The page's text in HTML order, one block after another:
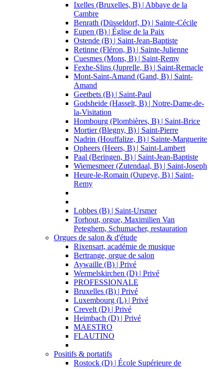
Ixelles (Bruxelles, B) | Abbaye de la
Cambre
Benrath (Düsseldorf, D) | Sainte-Cécile
Eupen (B) | Église de la Paix
Ostende (B) | Saint-Jean-Baptiste
Retinne (Fléron, B) | Sainte-Julienne
Cuesmes (Mons, B) | Saint-Remy
Fexhe-Slins (Juprelle, B) | Saint-Remacle
Mont-Saint-Amand (Gand, B) | Saint-
Amand
Geetbets (B) | Saint-Paul
Godsheide (Hasselt, B) | Notre-Dame-de-
la-Visitation
Hombourg (Plombières, B) | Saint-Brice
Mortier (Blegny, B) | Saint-Pierre
Nadrin (Houffalize, B) | Sainte-Marguerite
Opheers (Heers, B) | Saint-Lambert
Paal (Beringen, B) | Saint-Jean-Baptiste
Wiemesmeer (Zutendaal, B) | Saint-Joseph
Heure-le-Romain (Oupeye, B) | Saint-
Remy
Lobbes (B) | Saint-Ursmer
Torhout, orgue, Maximilien Van
Peteghem, Schumacher, restauration
Orgues de salon & d'étude
Rixensart, académie de musique
Bertrange, orgue de salon
Aywaille (B) | Privé
Wermelskirchen (D) | Privé
PROFESSIONALE
Bruxelles (B) | Privé
Luxembourg (L) | Privé
Crevelt (D) | Privé
Heimbach (D) | Privé
MAESTRO
FLAUTINO
Positifs & portatifs
Rostock (D) | École Supérieure de